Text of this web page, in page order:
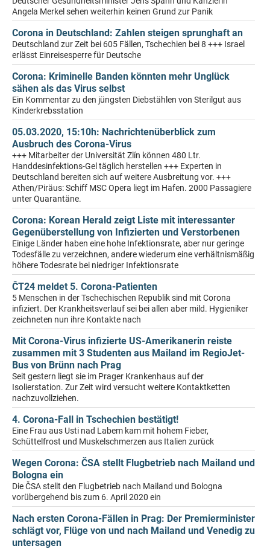
Angela Merkel sehen weiterhin keinen Grund zur Panik
Corona in Deutschland: Zahlen steigen sprunghaft an
Deutschland zur Zeit bei 605 Fällen, Tschechien bei 8 +++ Israel
erlässt Einreisesperre für Deutsche
Corona: Kriminelle Banden könnten mehr Unglück
sähen als das Virus selbst
Ein Kommentar zu den jüngsten Diebstählen von Sterilgut aus
Kinderkrebsstation
05.03.2020, 15:10h: Nachrichtenüberblick zum
Ausbruch des Corona-Virus
+++ Mitarbeiter der Universität Zlín können 480 Ltr.
Handdesinfektions-Gel täglich herstellen +++ Experten in
Deutschland bereiten sich auf weitere Ausbreitung vor. +++
Athen/Piräus: Schiff MSC Opera liegt im Hafen. 2000 Passagiere
unter Quarantäne.
Corona: Korean Herald zeigt Liste mit interessanter
Gegenüberstellung von Infizierten und Verstorbenen
Einige Länder haben eine hohe Infektionsrate, aber nur geringe
Todesfälle zu verzeichnen, andere wiederum eine verhältnismäßig
höhere Todesrate bei niedriger Infektionsrate
ČT24 meldet 5. Corona-Patienten
5 Menschen in der Tschechischen Republik sind mit Corona
infiziert. Der Krankheitsverlauf sei bei allen aber mild. Hygieniker
zeichneten nun ihre Kontakte nach
Mit Corona-Virus infizierte US-Amerikanerin reiste
zusammen mit 3 Studenten aus Mailand im RegioJet-
Bus von Brünn nach Prag
Seit gestern liegt sie im Prager Krankenhaus auf der
Isolierstation. Zur Zeit wird versucht weitere Kontaktketten
nachzuvollziehen.
4. Corona-Fall in Tschechien bestätigt!
Eine Frau aus Usti nad Labem kam mit hohem Fieber,
Schüttelfrost und Muskelschmerzen aus Italien zurück
Wegen Corona: ČSA stellt Flugbetrieb nach Mailand und
Bologna ein
Die ČSA stellt den Flugbetrieb nach Mailand und Bologna
vorübergehend bis zum 6. April 2020 ein
Nach ersten Corona-Fällen in Prag: Der Premierminister
schlägt vor, Flüge von und nach Mailand und Venedig zu
untersagen